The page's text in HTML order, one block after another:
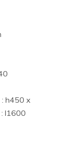
h450 x
l1600